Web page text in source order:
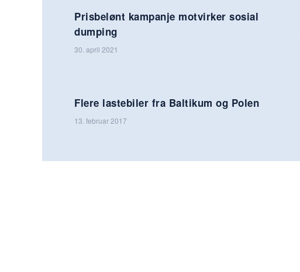
Prisbelønt kampanje motvirker sosial
dumping
30. april 2021
Flere lastebiler fra Baltikum og Polen
13. februar 2017